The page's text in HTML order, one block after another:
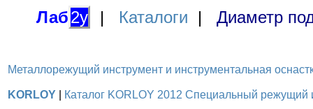
Лаб2у | Каталоги | Диаметр
Металлорежущий инструмент и инструментальная
KORLOY Каталог KORLOY 2012 Специальный режущий